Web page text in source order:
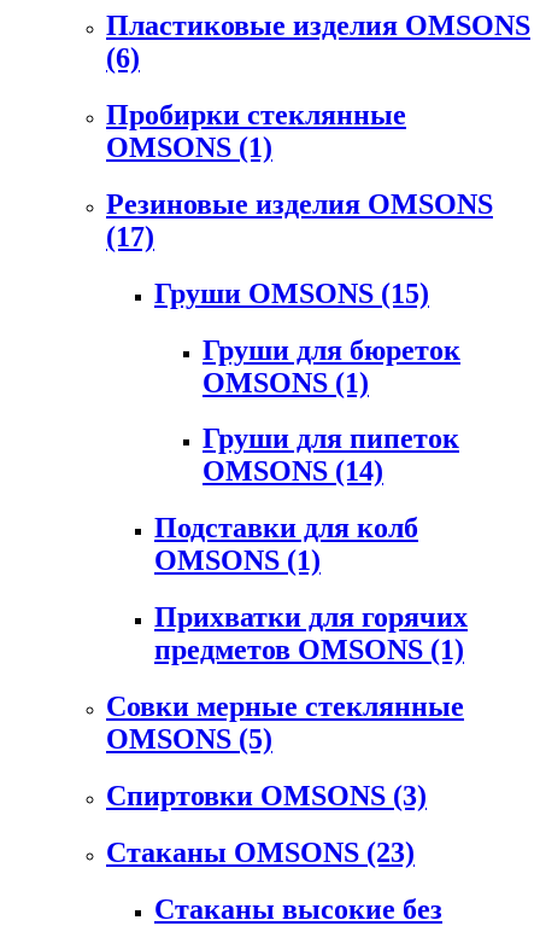
Пластиковые изделия OMSONS
(6)
Пробирки стеклянные
OMSONS (1)
Резиновые изделия OMSONS
(17)
Груши OMSONS (15)
Груши для бюреток
OMSONS (1)
Груши для пипеток
OMSONS (14)
Подставки для колб
OMSONS (1)
Прихватки для горячих
предметов OMSONS (1)
Совки мерные стеклянные
OMSONS (5)
Спиртовки OMSONS (3)
Стаканы OMSONS (23)
Стаканы высокие без